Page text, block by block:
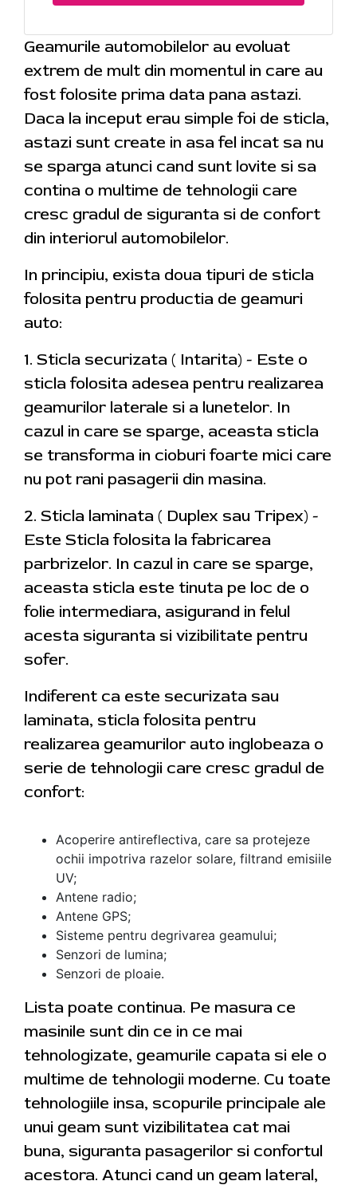
Geamurile automobilelor au evoluat
extrem de mult din momentul in care au
fost folosite prima data pana astazi.
Daca la inceput erau simple foi de sticla,
astazi sunt create in asa fel incat sa nu
se sparga atunci cand sunt lovite si sa
contina o multime de tehnologii care
cresc gradul de siguranta si de confort
din interiorul automobilelor.
In principiu, exista doua tipuri de sticla
folosita pentru productia de geamuri
auto:
1. Sticla securizata ( Intarita) - Este o
sticla folosita adesea pentru realizarea
geamurilor laterale si a lunetelor. In
cazul in care se sparge, aceasta sticla
se transforma in cioburi foarte mici care
nu pot rani pasagerii din masina.
2. Sticla laminata ( Duplex sau Tripex) -
Este Sticla folosita la fabricarea
parbrizelor. In cazul in care se sparge,
aceasta sticla este tinuta pe loc de o
folie intermediara, asigurand in felul
acesta siguranta si vizibilitate pentru
sofer.
Indiferent ca este securizata sau
laminata, sticla folosita pentru
realizarea geamurilor auto inglobeaza o
serie de tehnologii care cresc gradul de
confort:
Acoperire antireflectiva, care sa protejeze
ochii impotriva razelor solare, filtrand emisiile
UV;
Antene radio;
Antene GPS;
Sisteme pentru degrivarea geamului;
Senzori de lumina;
Senzori de ploaie.
Lista poate continua. Pe masura ce
masinile sunt din ce in ce mai
tehnologizate, geamurile capata si ele o
multime de tehnologii moderne. Cu toate
tehnologiile insa, scopurile principale ale
unui geam sunt vizibilitatea cat mai
buna, siguranta pasagerilor si confortul
acestora. Atunci cand un geam lateral,